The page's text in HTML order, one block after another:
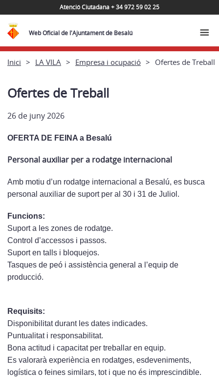
Atenció Ciutadana + 34 972 59 02 25
Web Oficial de l'Ajuntament de Besalú
Inici LA VILA Empresa i ocupació Ofertes de Treball
Ofertes de Treball
26 de juny 2026
OFERTA DE FEINA a Besalú
Personal auxiliar per a rodatge internacional
Amb motiu d’un rodatge internacional a Besalú, es busca
personal auxiliar de suport per al 30 i 31 de Juliol.
Funcions:
Suport a les zones de rodatge.
Control d’accessos i passos.
Suport en talls i bloquejos.
Tasques de peó i assistència general a l’equip de
producció.
Requisits:
Disponibilitat durant les dates indicades.
Puntualitat i responsabilitat.
Bona actitud i capacitat per treballar en equip.
Es valorarà experiència en rodatges, esdeveniments,
logística o feines similars, tot i que no és imprescindible.